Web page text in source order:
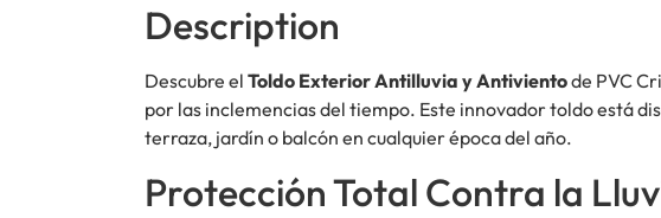
Description
Descubre el Toldo Exterior Antilluvia y Antivientode PVC
por las inclemencias del tiempo. Este innovador toldo está
terraza, jardín o balcón en cualquier época del año.
Protección Total Contra la